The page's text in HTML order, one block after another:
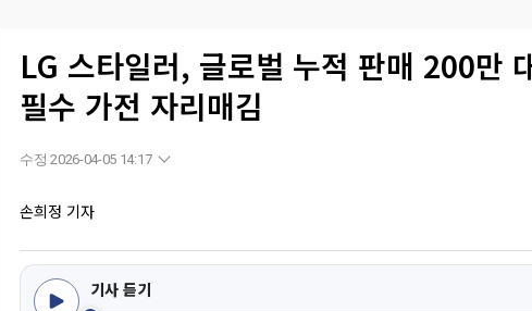
LG 스타일러, 글로벌 누적 판매 200만
필수 가전 자리매김
수정 2026-04-05 14:17
손희정 기자
기사 듣기